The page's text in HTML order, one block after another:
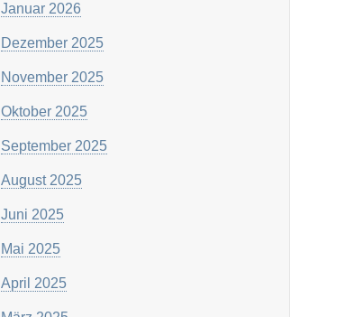
Januar 2026
Dezember 2025
November 2025
Oktober 2025
September 2025
August 2025
Juni 2025
Mai 2025
April 2025